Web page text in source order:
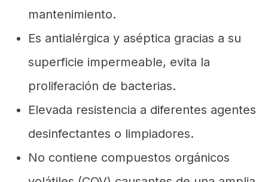
mantenimiento.
Es antialérgica y aséptica gracias a su
superficie impermeable, evita la
proliferación de bacterias.
Elevada resistencia a diferentes agentes
desinfectantes o limpiadores.
No contiene compuestos orgánicos